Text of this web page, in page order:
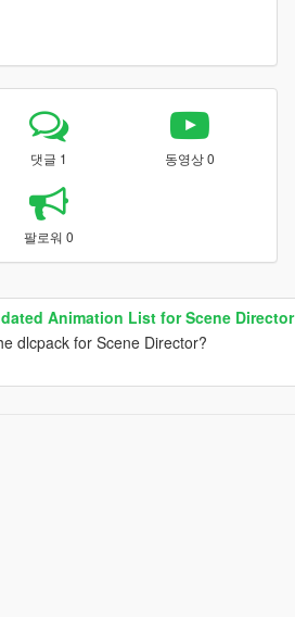
댓글 1 동영상 0
팔로워 0
Animation List for Scene Director
dlcpack for Scene Director?